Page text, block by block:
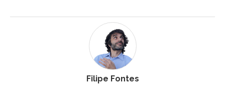
Filipe Fontes